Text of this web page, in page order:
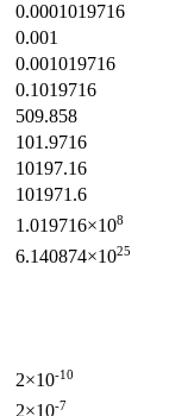
0.0001019716
0.001
0.001019716
0.1019716
509.858
101.9716
10197.16
101971.6
1.019716×108
6.140874×1025
2×10-10
2×10-7